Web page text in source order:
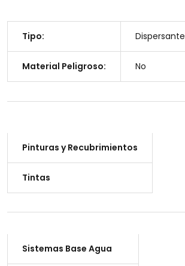
Tipo: Dispersante
Material Peligroso: No
Pinturas y Recubrimientos
Tintas
Sistemas Base Agua